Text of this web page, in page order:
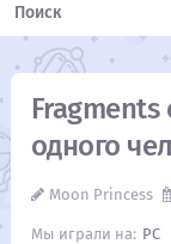
одного
Moon Princess
PC